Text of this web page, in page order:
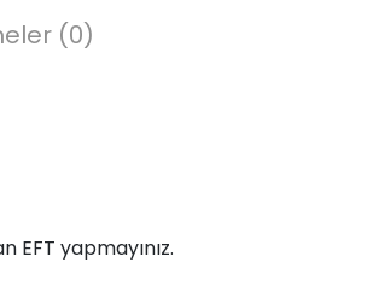
(0)
yapmayınız.